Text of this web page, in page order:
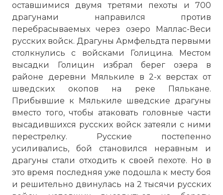
оставшимися двумя третями пехоты и 700
драгунами направился против
перебрасываемых через озеро Маллас-Веси
русских войск. Драгуны Армфельдта первыми
столкнулись с войсками Голицина. Местом
высадки Голицин избрал берег озера в
районе деревни Мялькиле в 2-х верстах от
шведских окопов на реке Пялькане.
Прибывшие к Мялькиле шведские драгуны
вместо того, чтобы атаковать головные части
высадившихся русских войск затеяли с ними
перестрелку. Русские постепенно
усиливались, бой становился неравным и
драгуны стали отходить к своей пехоте. Но в
это время последняя уже подошла к месту боя
и решительно двинулась на 2 тысячи русских